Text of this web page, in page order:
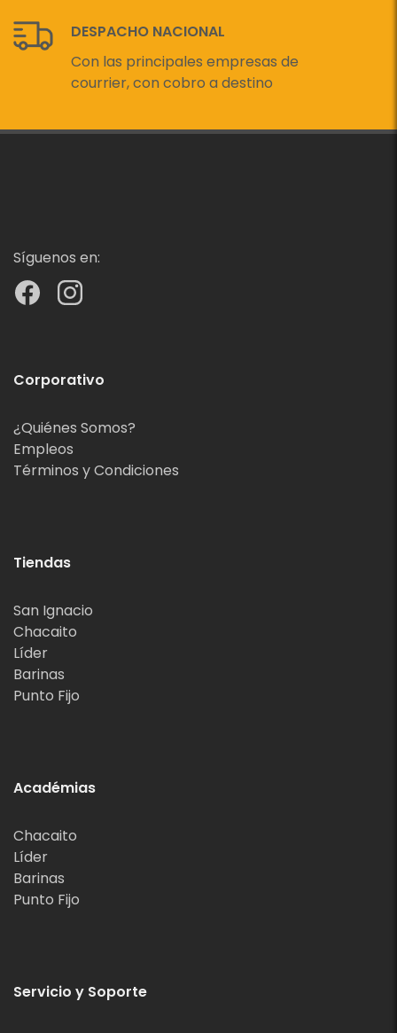
DESPACHO NACIONAL
Con las principales empresas de
courrier, con cobro a destino
Síguenos en:
Corporativo
¿Quiénes Somos?
Empleos
Términos y Condiciones
Tiendas
San Ignacio
Chacaito
Líder
Barinas
Punto Fijo
Académias
Chacaito
Líder
Barinas
Punto Fijo
Servicio y Soporte